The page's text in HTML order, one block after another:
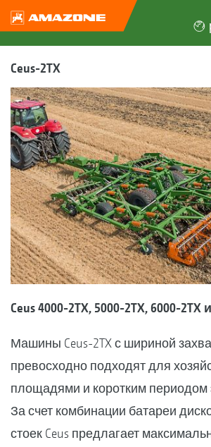
Ceus-2TX
Ceus 4000-2TX, 5000-2TX, 6000-2TX
Машины Ceus-2TX с шириной
превосходно подходят для
площадями и коротким периодом
За счет комбинации батареи
стоек Ceus предлагает